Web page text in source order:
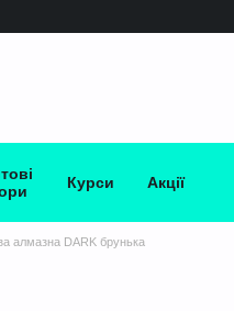
Курси Акції
алмазна DARK брунька